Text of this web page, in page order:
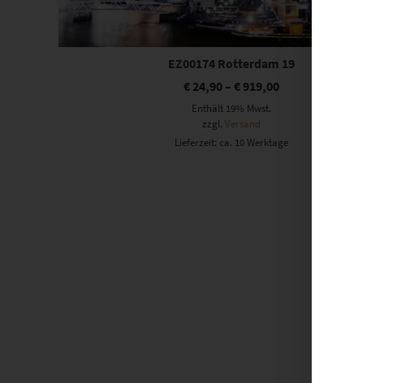
EZ00174 Rotterdam 19
€ 24,90 –€ 919,00
Enthält 19% Mwst.
zzgl.Versand
Lieferzeit: ca. 10 Werktage